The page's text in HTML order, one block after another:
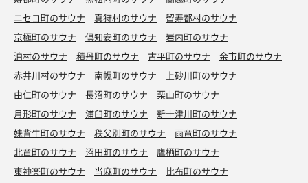
ニセコ町のサウナ
真狩村のサウナ
留寿都村のサウナ
京極町のサウナ
倶知安町のサウナ
岩内町のサウナ
泊村のサウナ
積丹町のサウナ 古平町のサウナ
余市町のサウナ
赤井川村のサウナ
南幌町のサウナ
上砂川町のサウナ
由仁町のサウナ
長沼町のサウナ
栗山町のサウナ
月形町のサウナ
浦臼町のサウナ
新十津川町のサウナ
妹背牛町のサウナ
秩父別町のサウナ
雨竜町のサウナ
北竜町のサウナ
沼田町のサウナ
鷹栖町のサウナ
東神楽町のサウナ
当麻町のサウナ
比布町のサウナ